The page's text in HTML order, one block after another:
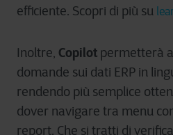
efficiente. Scopri di più su
Inoltre, Copilot permetterà
domande sui dati ERP in
rendendo più semplice
dover navigare tra menu
report. Che si tratti di